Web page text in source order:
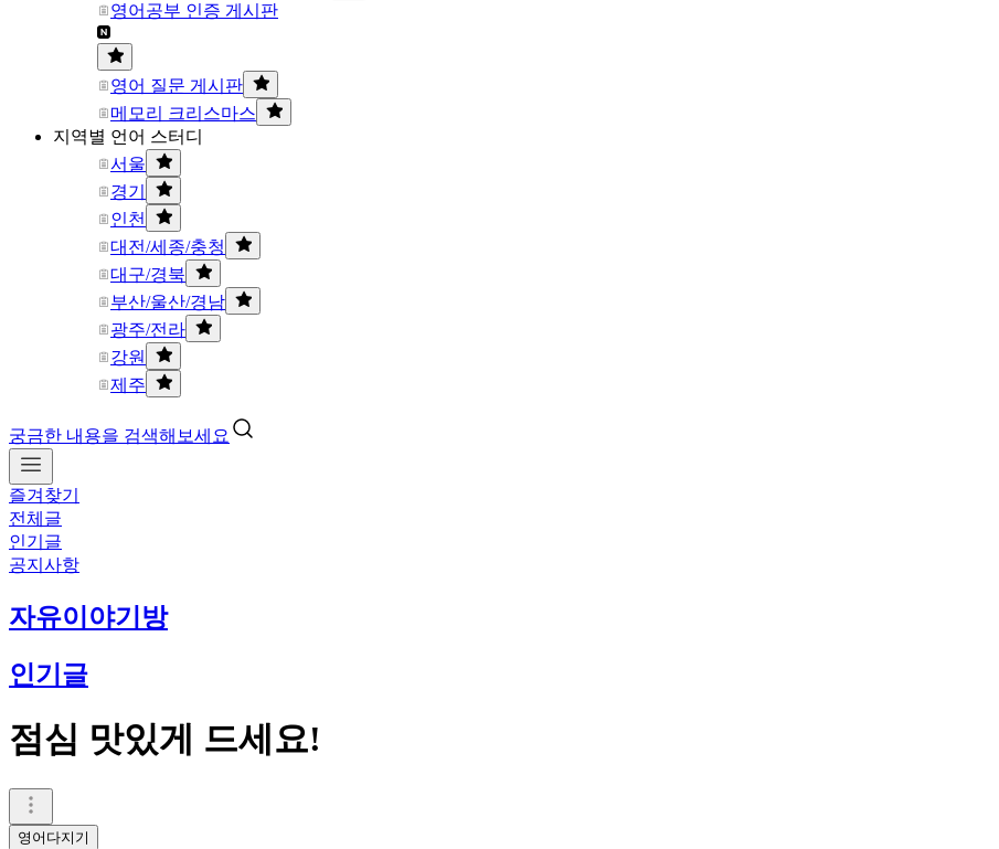
영어공부 인증 게시판
영어 질문 게시판
메모리 크리스마스
지역별 언어 스터디
서울
경기
인천
대전/세종/충청
대구/경북
부산/울산/경남
광주/전라
강원
제주
궁금한 내용을 검색해보세요
즐겨찾기
전체글
인기글
공지사항
자유이야기방
인기글
점심 맛있게 드세요!
영어다지기